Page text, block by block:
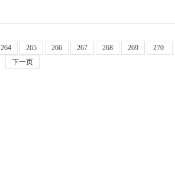
264 265 266 267 268 269 270
下一页